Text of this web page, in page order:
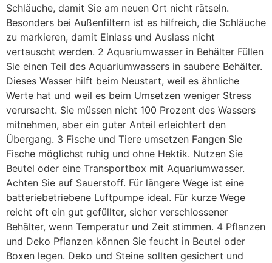
Schläuche, damit Sie am neuen Ort nicht rätseln.
Besonders bei Außenfiltern ist es hilfreich, die Schläuche
zu markieren, damit Einlass und Auslass nicht
vertauscht werden. 2 Aquariumwasser in Behälter Füllen
Sie einen Teil des Aquariumwassers in saubere Behälter.
Dieses Wasser hilft beim Neustart, weil es ähnliche
Werte hat und weil es beim Umsetzen weniger Stress
verursacht. Sie müssen nicht 100 Prozent des Wassers
mitnehmen, aber ein guter Anteil erleichtert den
Übergang. 3 Fische und Tiere umsetzen Fangen Sie
Fische möglichst ruhig und ohne Hektik. Nutzen Sie
Beutel oder eine Transportbox mit Aquariumwasser.
Achten Sie auf Sauerstoff. Für längere Wege ist eine
batteriebetriebene Luftpumpe ideal. Für kurze Wege
reicht oft ein gut gefüllter, sicher verschlossener
Behälter, wenn Temperatur und Zeit stimmen. 4 Pflanzen
und Deko Pflanzen können Sie feucht in Beutel oder
Boxen legen. Deko und Steine sollten gesichert und